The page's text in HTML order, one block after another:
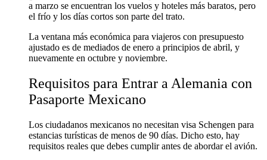
a marzo se encuentran los vuelos y hoteles más baratos, pero
el frío y los días cortos son parte del trato.
La ventana más económica para viajeros con presupuesto
ajustado es de mediados de enero a principios de abril, y
nuevamente en octubre y noviembre.
Requisitos para Entrar a Alemania con
Pasaporte Mexicano
Los ciudadanos mexicanos no necesitan visa Schengen para
estancias turísticas de menos de 90 días. Dicho esto, hay
requisitos reales que debes cumplir antes de abordar el avión.